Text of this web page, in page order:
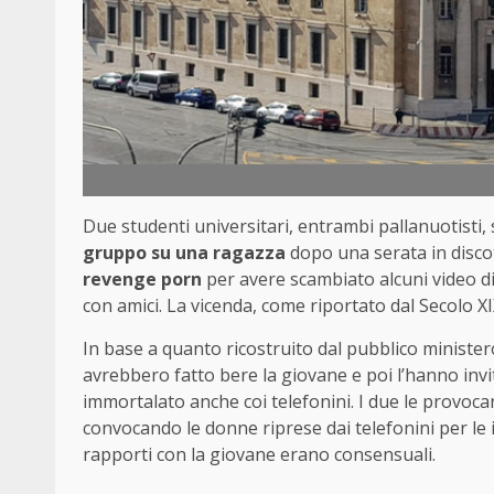
Due studenti universitari, entrambi
gruppo su una ragazza dopo una serata in
revenge porn per avere scambiato alcuni video
con amici. La vicenda, come riportato dal Secolo
In base a quanto ricostruito dal pubblico
avrebbero fatto bere la giovane e poi l’hanno
immortalato anche coi telefonini. I due le
convocando le donne riprese dai telefonini per
rapporti con la giovane erano consensuali.